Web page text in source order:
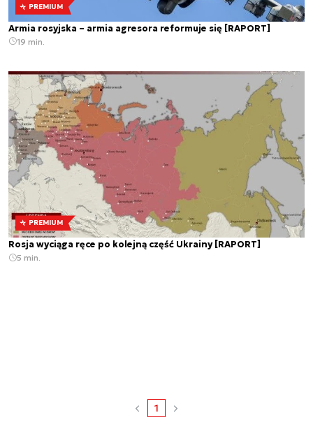
PREMIUM
Armia rosyjska – armia agresora reformuje się [RAPORT]
19 min.
PREMIUM
Rosja wyciąga ręce po kolejną część Ukrainy [RAPORT]
5 min.
1